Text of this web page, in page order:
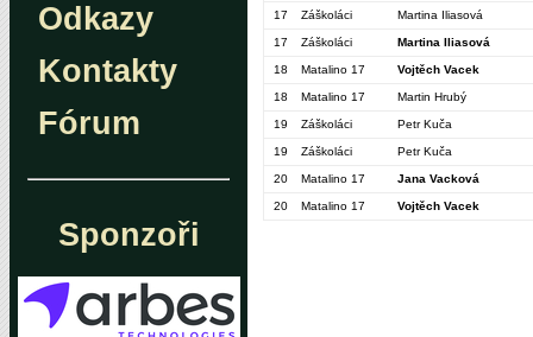
Odkazy
Kontakty
Fórum
Sponzoři
17 Záškoláci Martina Iliasová
17 Záškoláci Martina Iliasová
18 Matalino 17 Vojtěch Vacek
18 Matalino 17 Martin Hrubý
19 Záškoláci Petr Kuča
19 Záškoláci Petr Kuča
20 Matalino 17 Jana Vacková
20 Matalino 17 Vojtěch Vacek